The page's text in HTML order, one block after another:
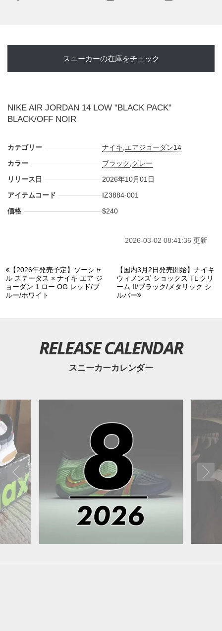
スニーカーの在庫をチェック
NIKE AIR JORDAN 14 LOW "BLACK PACK"
BLACK/OFF NOIR
カテゴリー ナイキ エアジョーダン14
カラー
ブラック グレー
リリース日
2026年10月01日
アイテムコード
IZ3884-001
価格
$240
2026-03-02 08:41:36 更新
【2026年発売予定】ソーシャ
ル ステータス × ナイキ エア ジ
ョーダン 1 ロー OG レッド/ブ
ルー/ホワイト
【国内3月2日発売開始】ナイキ
ウィメンズ ショックス TL クリ
ーム II/ブラック/メタリック シ
ルバー
RELEASE CALENDAR
スニーカーカレンダー